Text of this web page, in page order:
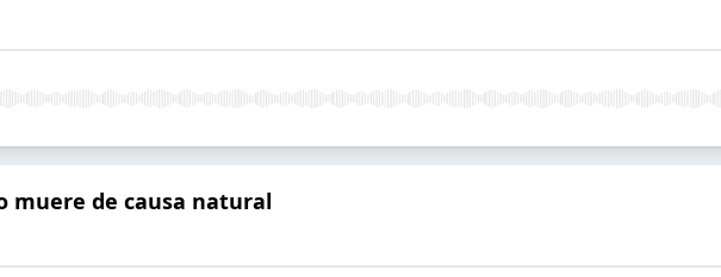
muere de causa natural